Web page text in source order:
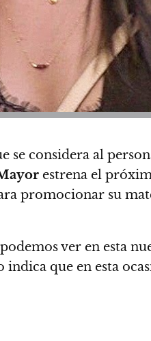
se considera al
estrena el
promocionar su
ver en esta
indica que en esta